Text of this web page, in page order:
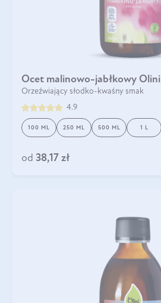
Ocet malinowo-jabłkowy Olini
Orzeźwiający słodko-kwaśny smak
4.9
100 ML 250 ML 500 ML 1 L
od 38,17 zł